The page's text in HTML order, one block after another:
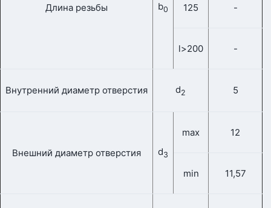
Длина резьбы b0 125 -
l>200 -
Внутренний диаметр отверстия d2 5
Внешний диаметр отверстия d3
max 12
min 11,57